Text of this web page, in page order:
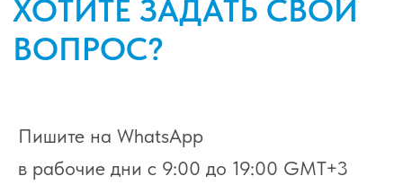
Пишите на WhatsApp
в рабочие дни с 9:00 до 19:00 GMT+3